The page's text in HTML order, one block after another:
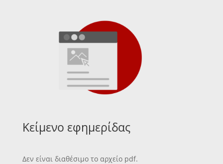
Κείμενο εφημερίδας
Δεν είναι διαθέσιμο το αρχείο pdf.